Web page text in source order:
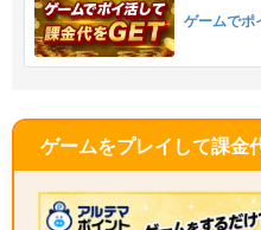
ゲームでポ
ゲームをプレイして課金